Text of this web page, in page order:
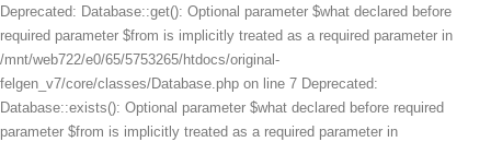
Deprecated: Database::get(): Optional parameter $what declared before
required parameter $from is implicitly treated as a required parameter in
/mnt/web722/e0/65/5753265/htdocs/original-
felgen_v7/core/classes/Database.php on line 7 Deprecated:
Database::exists(): Optional parameter $what declared before required
parameter $from is implicitly treated as a required parameter in